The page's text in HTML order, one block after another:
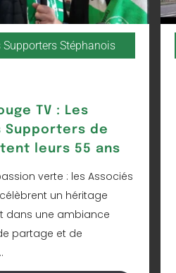
Supporters Stéphanois
TV : Les
Supporters de
leurs 55 ans
verte : les Associés
un héritage
dans une ambiance
partage et de